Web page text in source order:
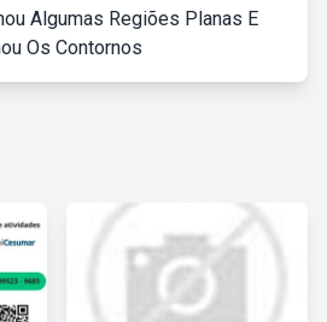
Algumas Regiões Planas E
Os Contornos